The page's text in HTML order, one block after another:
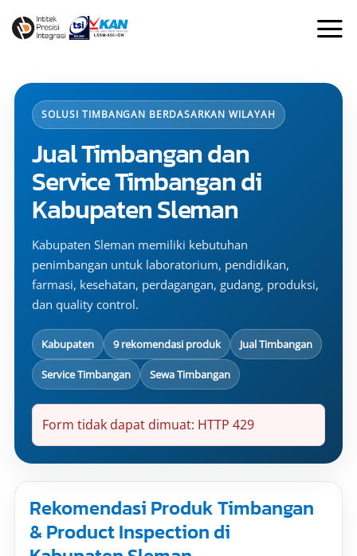
SOLUSI TIMBANGAN BERDASARKAN WILAYAH
Jual Timbangan dan
Service Timbangan di
Kabupaten Sleman
Kabupaten Sleman memiliki kebutuhan
penimbangan untuk laboratorium, pendidikan,
farmasi, kesehatan, perdagangan, gudang, produksi,
dan quality control.
Kabupaten 9 rekomendasi produk Jual Timbangan
Service Timbangan Sewa Timbangan
Form tidak dapat dimuat: HTTP 429
Rekomendasi Produk Timbangan
& Product Inspection di